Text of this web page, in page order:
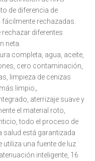
de diferencia de
rechazadas.
diferentes
neta.
completa, agua, aceite,
cero contaminación,
limpieza de cenizas
limpio。
aterrizaje suave y
el material roto,
todo el proceso de
salud está garantizada
utiliza una fuente de luz
inteligente, 16